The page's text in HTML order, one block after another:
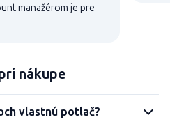
manažérom je pre
nákupe
vlastnú potlač?